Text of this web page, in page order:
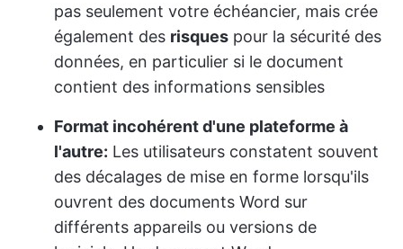
pas seulement votre échéancier, mais crée
également des risques pour la sécurité des
données, en particulier si le document
contient des informations sensibles
Format incohérent d'une plateforme à
l'autre: Les utilisateurs constatent souvent
des décalages de mise en forme lorsqu'ils
ouvrent des documents Word sur
différents appareils ou versions de